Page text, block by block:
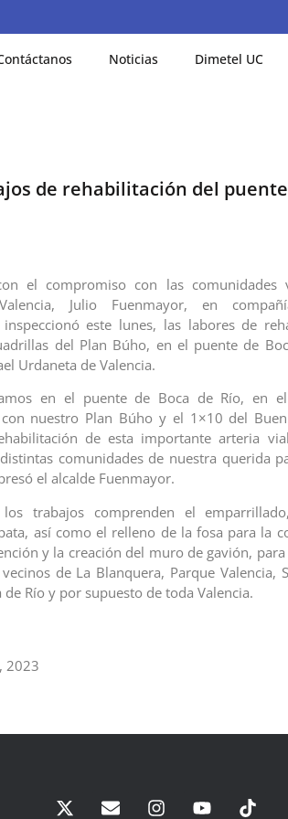
Noticias Dimetel UC
de rehabilitación del puente
el compromiso con las comunidades
Julio Fuenmayor, en
este lunes, las labores de
del Plan Búho, en el puente de
Urdaneta de Valencia.
en el puente de Boca de Río, en
con nuestro Plan Búho y el 1×10 del
de esta importante arteria
comunidades de nuestra querida
el alcalde Fuenmayor.
trabajos comprenden el
así como el relleno de la fosa para la
y la creación del muro de gavión,
de La Blanquera, Parque Valencia,
Río y por supuesto de toda Valencia.
2023